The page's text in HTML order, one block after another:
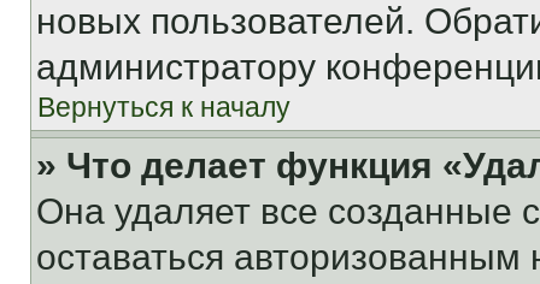
новых пользователей.
администратору
Вернуться к началу
» Что делает функция
Она удаляет все созданные
оставаться